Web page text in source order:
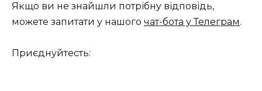
Якщо ви не знайшли потрібну відповідь,
можете запитати у нашого чат-бота у Телеграм.
Приєднуйтесть: